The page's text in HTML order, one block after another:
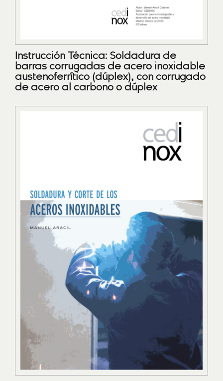
Instrucción Técnica: Soldadura de
barras corrugadas de acero inoxidable
austenoferrítico (dúplex), con corrugado
de acero al carbono o dúplex